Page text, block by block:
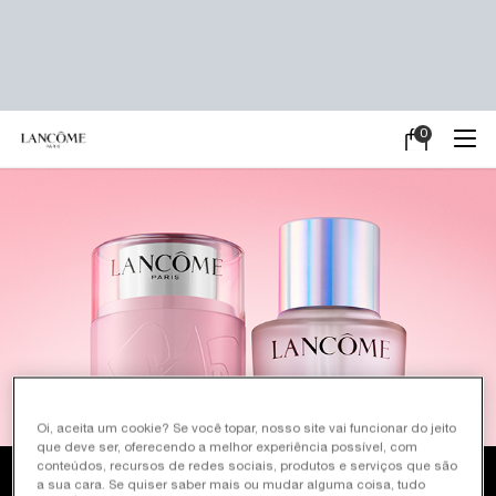
Meu
0
0 product in
TÔNICOS
Oi, aceita um cookie? Se você topar, nosso site vai funcionar do jeito
que deve ser, oferecendo a melhor experiência possível, com
conteúdos, recursos de redes sociais, produtos e serviços que são
a sua cara. Se quiser saber mais ou mudar alguma coisa, tudo